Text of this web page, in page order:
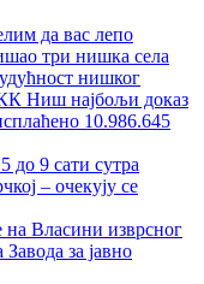
да вас лепо
три нишка села
нишког
Ниш најбољи доказ
10.986.645
9 сати сутра
– очекују се
на Власини изврсног
за јавно